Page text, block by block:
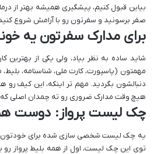
بیاین قبول کنیم، پیشگیری همیشه بهتر از
صفر برسونید و سفرتون رو با آرامش شروع
برای مدارک سفرتون یه
شاید ساده به نظر بیاد، ولی یکی از
مهمتون (پاسپورت، کارت ملی، شناسنامه،
دنبالشون بگردید. مهم تر اینکه، این کیف
هیچ وقت مدارک ضروری رو ته چمدان اصلی که
چک لیست پرواز: دوست
یه چک لیست شخصی سازی شده برای خودتون
توی این چک لیست، اول از همه بلیط پرواز